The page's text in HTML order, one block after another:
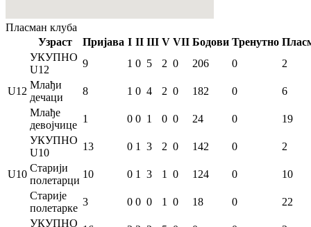
Пласман клуба
Узраст
Пријава I II III V VII Бодови Тренутно
U12
УКУПНО
U12
9 1 0 5 2 0 206 0
2
Млађи
дечаци
8 1 0 4 2 0 182 0
6
Млађе
девојчице
1 0 0 1 0 0 24 0 19
U10
УКУПНО
U10
13 0 1 3 2 0 142 0
2
Старији
полетарци
10 0 1 3 1 0 124 0
10
Старије
полетарке
3 0 0 0 1 0 18 0 22
УКУПНО